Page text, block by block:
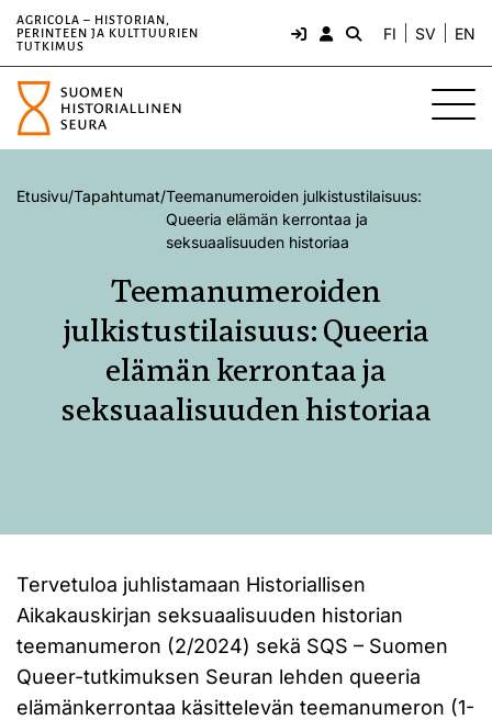
AGRICOLA – HISTORIAN,
PERINTEEN JA KULTTUURIEN
TUTKIMUS
FI SV EN
Etusivu/Tapahtumat/Teemanumeroiden julkistustilaisuus:
Queeria elämän kerrontaa ja
seksuaalisuuden historiaa
Teemanumeroiden
julkistustilaisuus: Queeria
elämän kerrontaa ja
seksuaalisuuden historiaa
Tervetuloa juhlistamaan Historiallisen
Aikakauskirjan seksuaalisuuden historian
teemanumeron (2/2024) sekä SQS – Suomen
Queer-tutkimuksen Seuran lehden queeria
elämänkerrontaa käsittelevän teemanumeron (1-